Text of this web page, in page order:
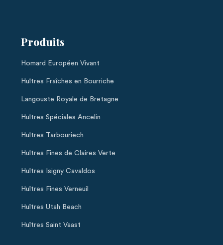
Produits
Homard Européen Vivant
Huîtres Fraîches en Bourriche
Langouste Royale de Bretagne
Huîtres Spéciales Ancelin
Huîtres Tarbouriech
Huîtres Fines de Claires Verte
Huîtres Isigny Cavaldos
Huîtres Fines Verneuil
Huîtres Utah Beach
Huîtres Saint Vaast